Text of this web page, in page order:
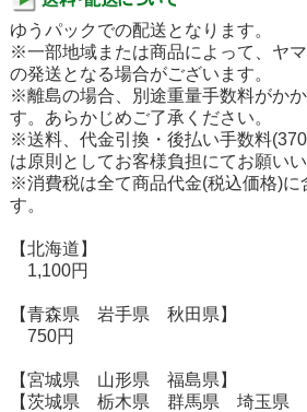
ゆうパックでの配送となります。
※一部地域または商品によって、ヤ
の発送となる場合がございます。
※離島の場合、別途重量手数料がか
す。あらかじめご了承ください。
※送料、代金引換・後払い手数料
は原則としてお客様負担にてお願いい
※消費税は全て商品代金(税込価格)に
す。
【北海道】
1,100円
【青森県 岩手県 秋田県】
750円
【宮城県 山形県 福島県】
【茨城県 栃木県 群馬県 埼玉